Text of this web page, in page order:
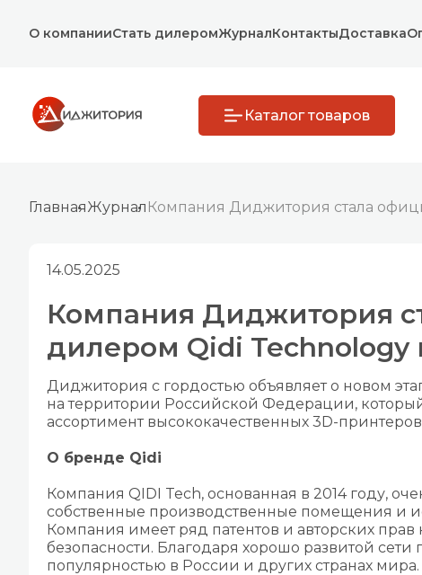
О компанииСтать дилеромЖурналКонтактыДоставка
Каталог товаров
ГлавнаяЖурнал Компания Диджитория стала
14.05.2025
Компания Диджитория
дилером Qidi Technology
Диджитория с гордостью объявляет о новом
на территории Российской Федерации,
ассортимент высококачественных 3D-
О бренде Qidi
Компания QIDI Tech, основанная в 2014 году,
собственные производственные помещения и
Компания имеет ряд патентов и авторских
безопасности. Благодаря хорошо развитой
популярностью в России и других странах мира.